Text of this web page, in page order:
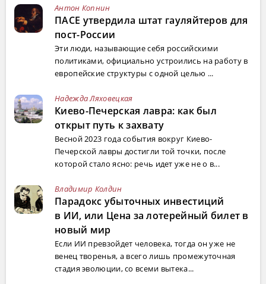
Антон Копнин
ПАСЕ утвердила штат гауляйтеров для
пост-России
Эти люди, называющие себя российскими
политиками, официально устроились на работу в
европейские структуры с одной целью ...
Надежда Ляховецкая
Киево-Печерская лавра: как был
открыт путь к захвату
Весной 2023 года события вокруг Киево-
Печерской лавры достигли той точки, после
которой стало ясно: речь идет уже не о в...
Владимир Колдин
Парадокс убыточных инвестиций
в ИИ, или Цена за лотерейный билет в
новый мир
Если ИИ превзойдет человека, тогда он уже не
венец творенья, а всего лишь промежуточная
стадия эволюции, со всеми вытека...